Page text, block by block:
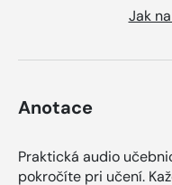
Jak
Anotace
Praktická audio
pokročíte pri učení.